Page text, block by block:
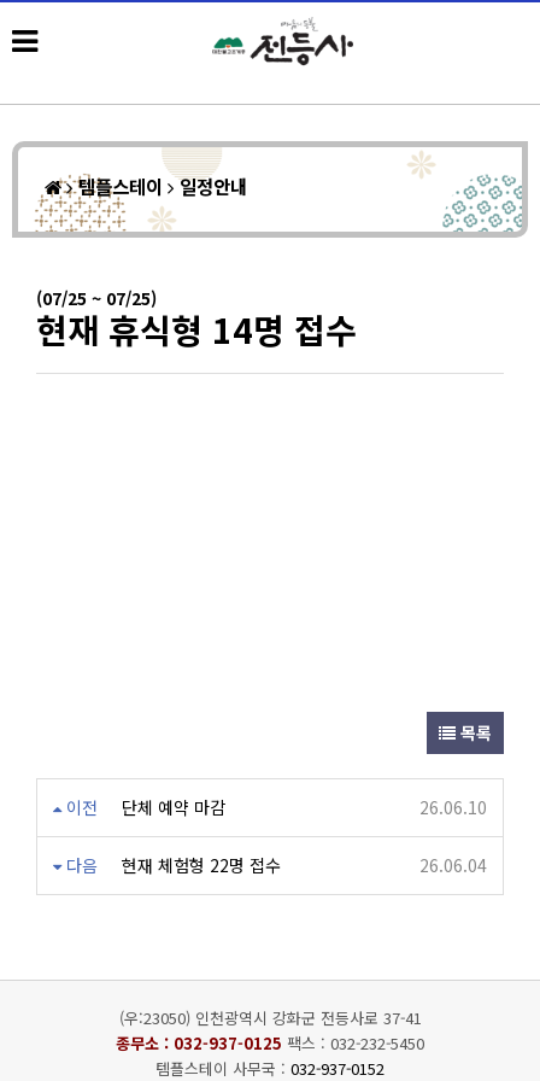
템플스테이 일정안내
(07/25 ~ 07/25)
현재 휴식형 14명 접수
목록
이전 단체 예약 마감 26.06.10
다음 현재 체험형 22명 접수 26.06.04
(우:23050) 인천광역시 강화군 전등사로 37-41
종무소 : 032-937-0125 팩스 : 032-232-5450
템플스테이 사무국 : 032-937-0152